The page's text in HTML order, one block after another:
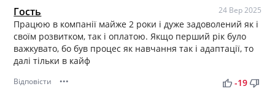
Гость 24 Вер 2025
Працюю в компанії майже 2 роки і дуже задоволений як і
своїм розвитком, так і оплатою. Якщо перший рік було
важкувато, бо був процес як навчання так і адаптації, то
далі тільки в кайф
Відповісти ••• thumb_up thumb_down
-19